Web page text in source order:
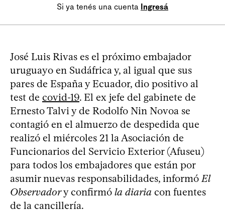
Si ya tenés una cuenta Ingresá
José Luis Rivas es el próximo embajador
uruguayo en Sudáfrica y, al igual que sus
pares de España y Ecuador, dio positivo al
test de covid-19. El ex jefe del gabinete de
Ernesto Talvi y de Rodolfo Nin Novoa se
contagió en el almuerzo de despedida que
realizó el miércoles 21 la Asociación de
Funcionarios del Servicio Exterior (Afuseu)
para todos los embajadores que están por
asumir nuevas responsabilidades, informó El
Observadory confirmó la diaria con fuentes
de la cancillería.